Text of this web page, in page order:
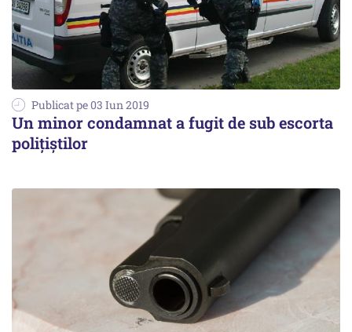
Publicat pe 03 Iun 2019
Un minor condamnat a fugit de sub escorta
polițiștilor